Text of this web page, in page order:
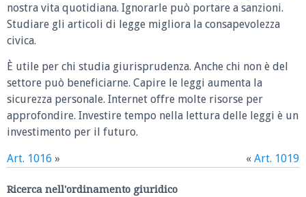
nostra vita quotidiana. Ignorarle può portare a sanzioni.
Studiare gli articoli di legge migliora la consapevolezza
civica.
È utile per chi studia giurisprudenza. Anche chi non è del
settore può beneficiarne. Capire le leggi aumenta la
sicurezza personale. Internet offre molte risorse per
approfondire. Investire tempo nella lettura delle leggi è un
investimento per il futuro.
Art. 1016 » « Art. 1019
Ricerca nell'ordinamento giuridico